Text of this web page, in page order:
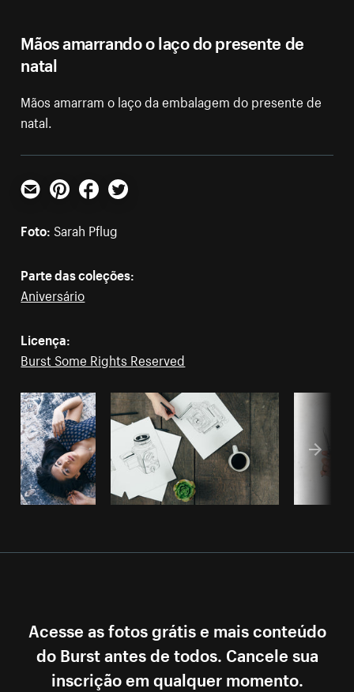
Mãos amarrando o laço do presente de
natal
Mãos amarram o laço da embalagem do presente de
natal.
E-mailPinterestFacebookTwitter
Foto: Sarah Pflug
Parte das coleções:
Aniversário
Licença:
Burst Some Rights Reserved
Acesse as fotos grátis e mais conteúdo
do Burst antes de todos. Cancele sua
inscrição em qualquer momento.